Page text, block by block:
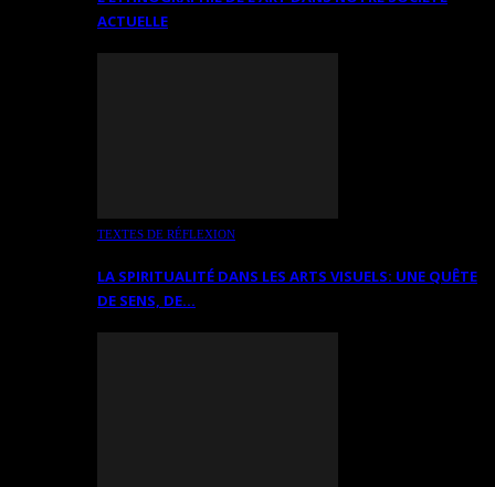
ACTUELLE
TEXTES DE RÉFLEXION
LA SPIRITUALITÉ DANS LES ARTS VISUELS: UNE QUÊTE
DE SENS, DE…